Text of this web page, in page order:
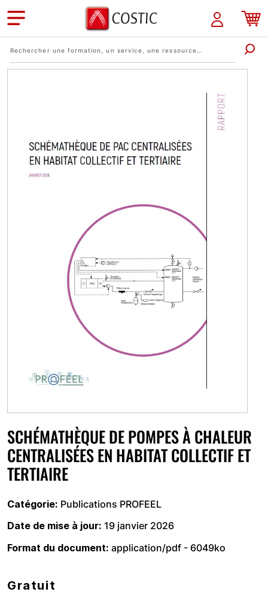
Aller au contenu principal
SCHÉMATHÈQUE DE POMPES À CHALEUR
CENTRALISÉES EN HABITAT COLLECTIF ET
TERTIAIRE
Catégorie Publications PROFEEL
Date de mise à jour 19 janvier 2026
Format du document application/pdf - 6049ko
Gratuit